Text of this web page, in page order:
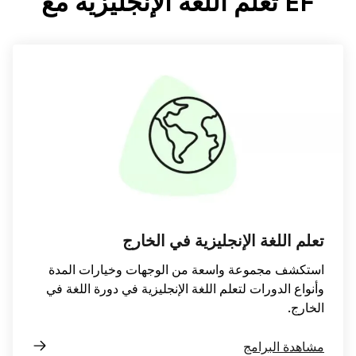
تعلم اللغة الإنجليزية في الخارج
استكشف مجموعة واسعة من الوجهات وخيارات المدة
وأنواع الدورات لتعلم اللغة الإنجليزية في دورة اللغة في
الخارج.
مشاهدة البرامج